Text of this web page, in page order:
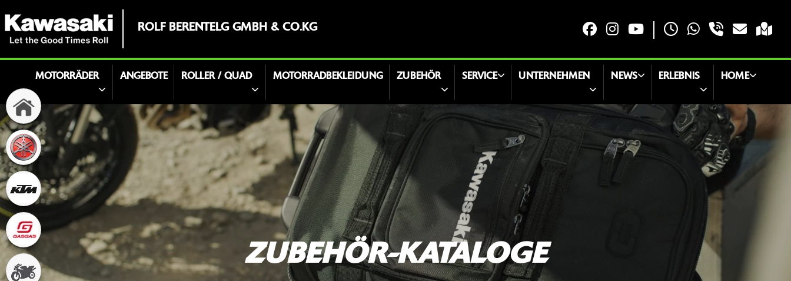
ROLF BERENTELG GMBH & CO.KG
MOTORRÄDER ANGEBOTE ROLLER / QUAD MOTORRADBEKLEIDUNG ZUBEHÖR SERVICE UNTERNEHMEN NEWS ERLEBNIS HOME
ZUBEHÖR-KATALOGE